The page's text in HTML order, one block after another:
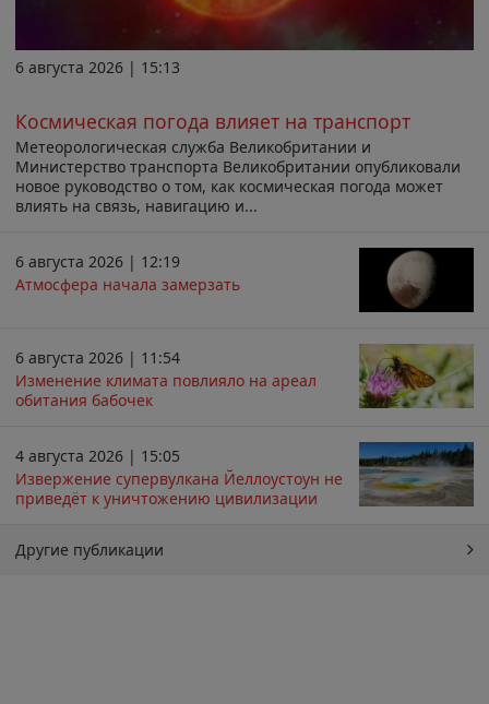
6 августа 2026 | 15:13
Космическая погода влияет на транспорт
Метеорологическая служба Великобритании и
Министерство транспорта Великобритании опубликовали
новое руководство о том, как космическая погода может
влиять на связь, навигацию и...
6 августа 2026 | 12:19
Атмосфера начала замерзать
6 августа 2026 | 11:54
Изменение климата повлияло на ареал
обитания бабочек
4 августа 2026 | 15:05
Извержение супервулкана Йеллоустоун не
приведёт к уничтожению цивилизации
Другие публикации